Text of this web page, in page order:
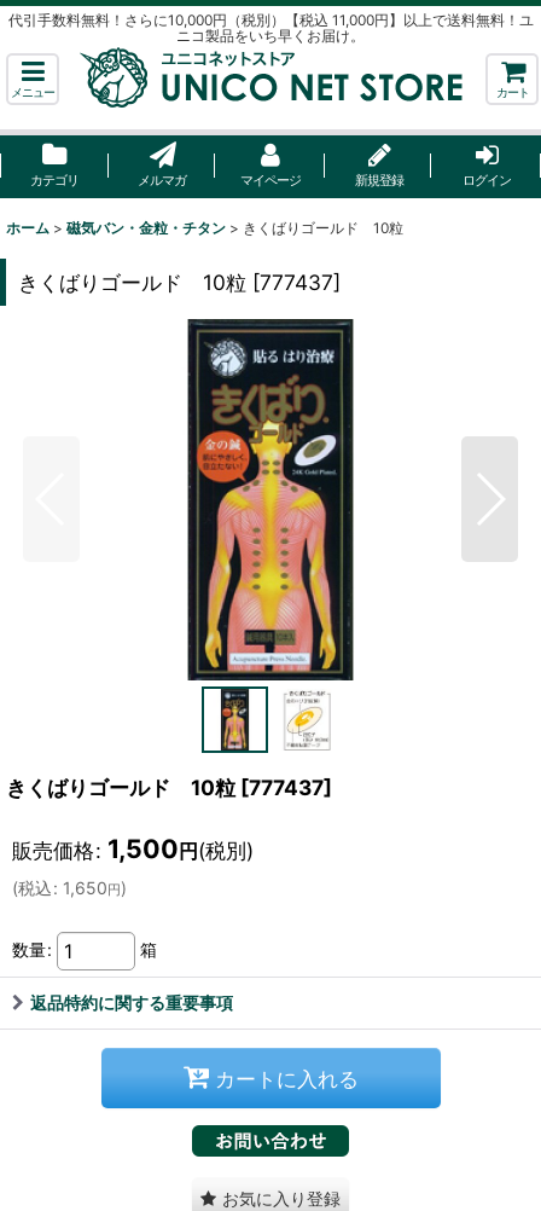
代引手数料無料！さらに10,000円（税別）【税込 11,000円】以上で送料無料！ユ
ニコ製品をいち早くお届け。
メニュー カート
カテゴリ メルマガ マイページ 新規登録 ログイン
ホーム > 磁気バン・金粒・チタン > きくばりゴールド 10粒
きくばりゴールド 10粒 [777437]
きくばりゴールド 10粒 [777437]
販売価格: 1,500 円 (税別)
(税込: 1,650円)
数量: 箱
返品特約に関する重要事項
カートに入れる
お気に入り登録